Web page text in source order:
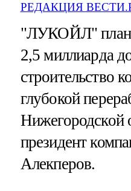
РЕДАКЦИЯ
"ЛУКОЙЛ"
2,5 миллиарда
строительство
глубокой
Нижегородской
президент
Алекперов.